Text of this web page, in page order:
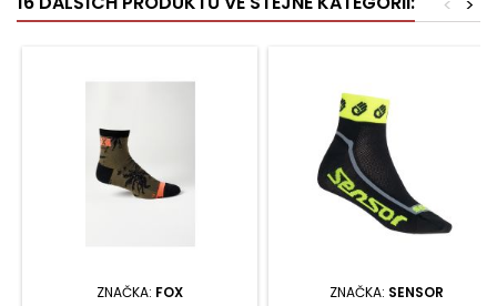
ZNAČKA: FOX ZNAČKA: SENSOR